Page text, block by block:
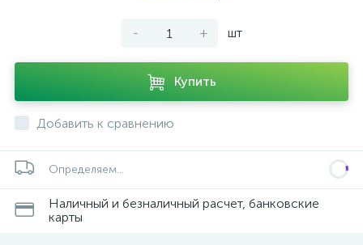
- + шт
Купить
Добавить к сравнению
Определяем...
Наличный и безналичный расчет, банковские
карты